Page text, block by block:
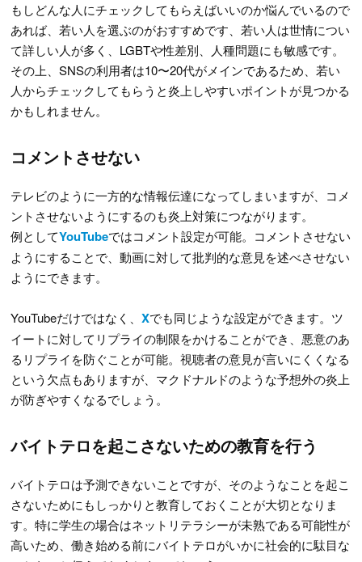
もしどんな人にチェックしてもらえばいいのか悩んでいるので
あれば、若い人を選ぶのがおすすめです、若い人は世情につい
て詳しい人が多く、LGBTや性差別、人種問題にも敏感です。
その上、SNSの利用者は10〜20代がメインであるため、若い
人からチェックしてもらうと炎上しやすいポイントが見つかる
かもしれません。
コメントさせない
テレビのように一方的な情報伝達になってしまいますが、コメ
ントさせないようにするのも炎上対策につながります。
例としてYouTubeではコメント設定が可能。コメントさせない
ようにすることで、動画に対して批判的な意見を述べさせない
ようにできます。
YouTubeだけではなく、Xでも同じような設定ができます。ツ
イートに対してリプライの制限をかけることができ、悪意のあ
るリプライを防ぐことが可能。視聴者の意見が言いにくくなる
という欠点もありますが、マクドナルドのような予想外の炎上
が防ぎやすくなるでしょう。
バイトテロを起こさないための教育を行う
バイトテロは予測できないことですが、そのようなことを起こ
さないためにもしっかりと教育しておくことが大切となりま
す。特に学生の場合はネットリテラシーが未熟である可能性が
高いため、働き始める前にバイトテロがいかに社会的に駄目な